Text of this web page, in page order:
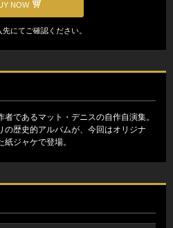
NOW
にてご確認ください。
であるマット・デニスの自作自演集。
の歴史的アルバムが、今回はオリジナ
ジャケで登場。